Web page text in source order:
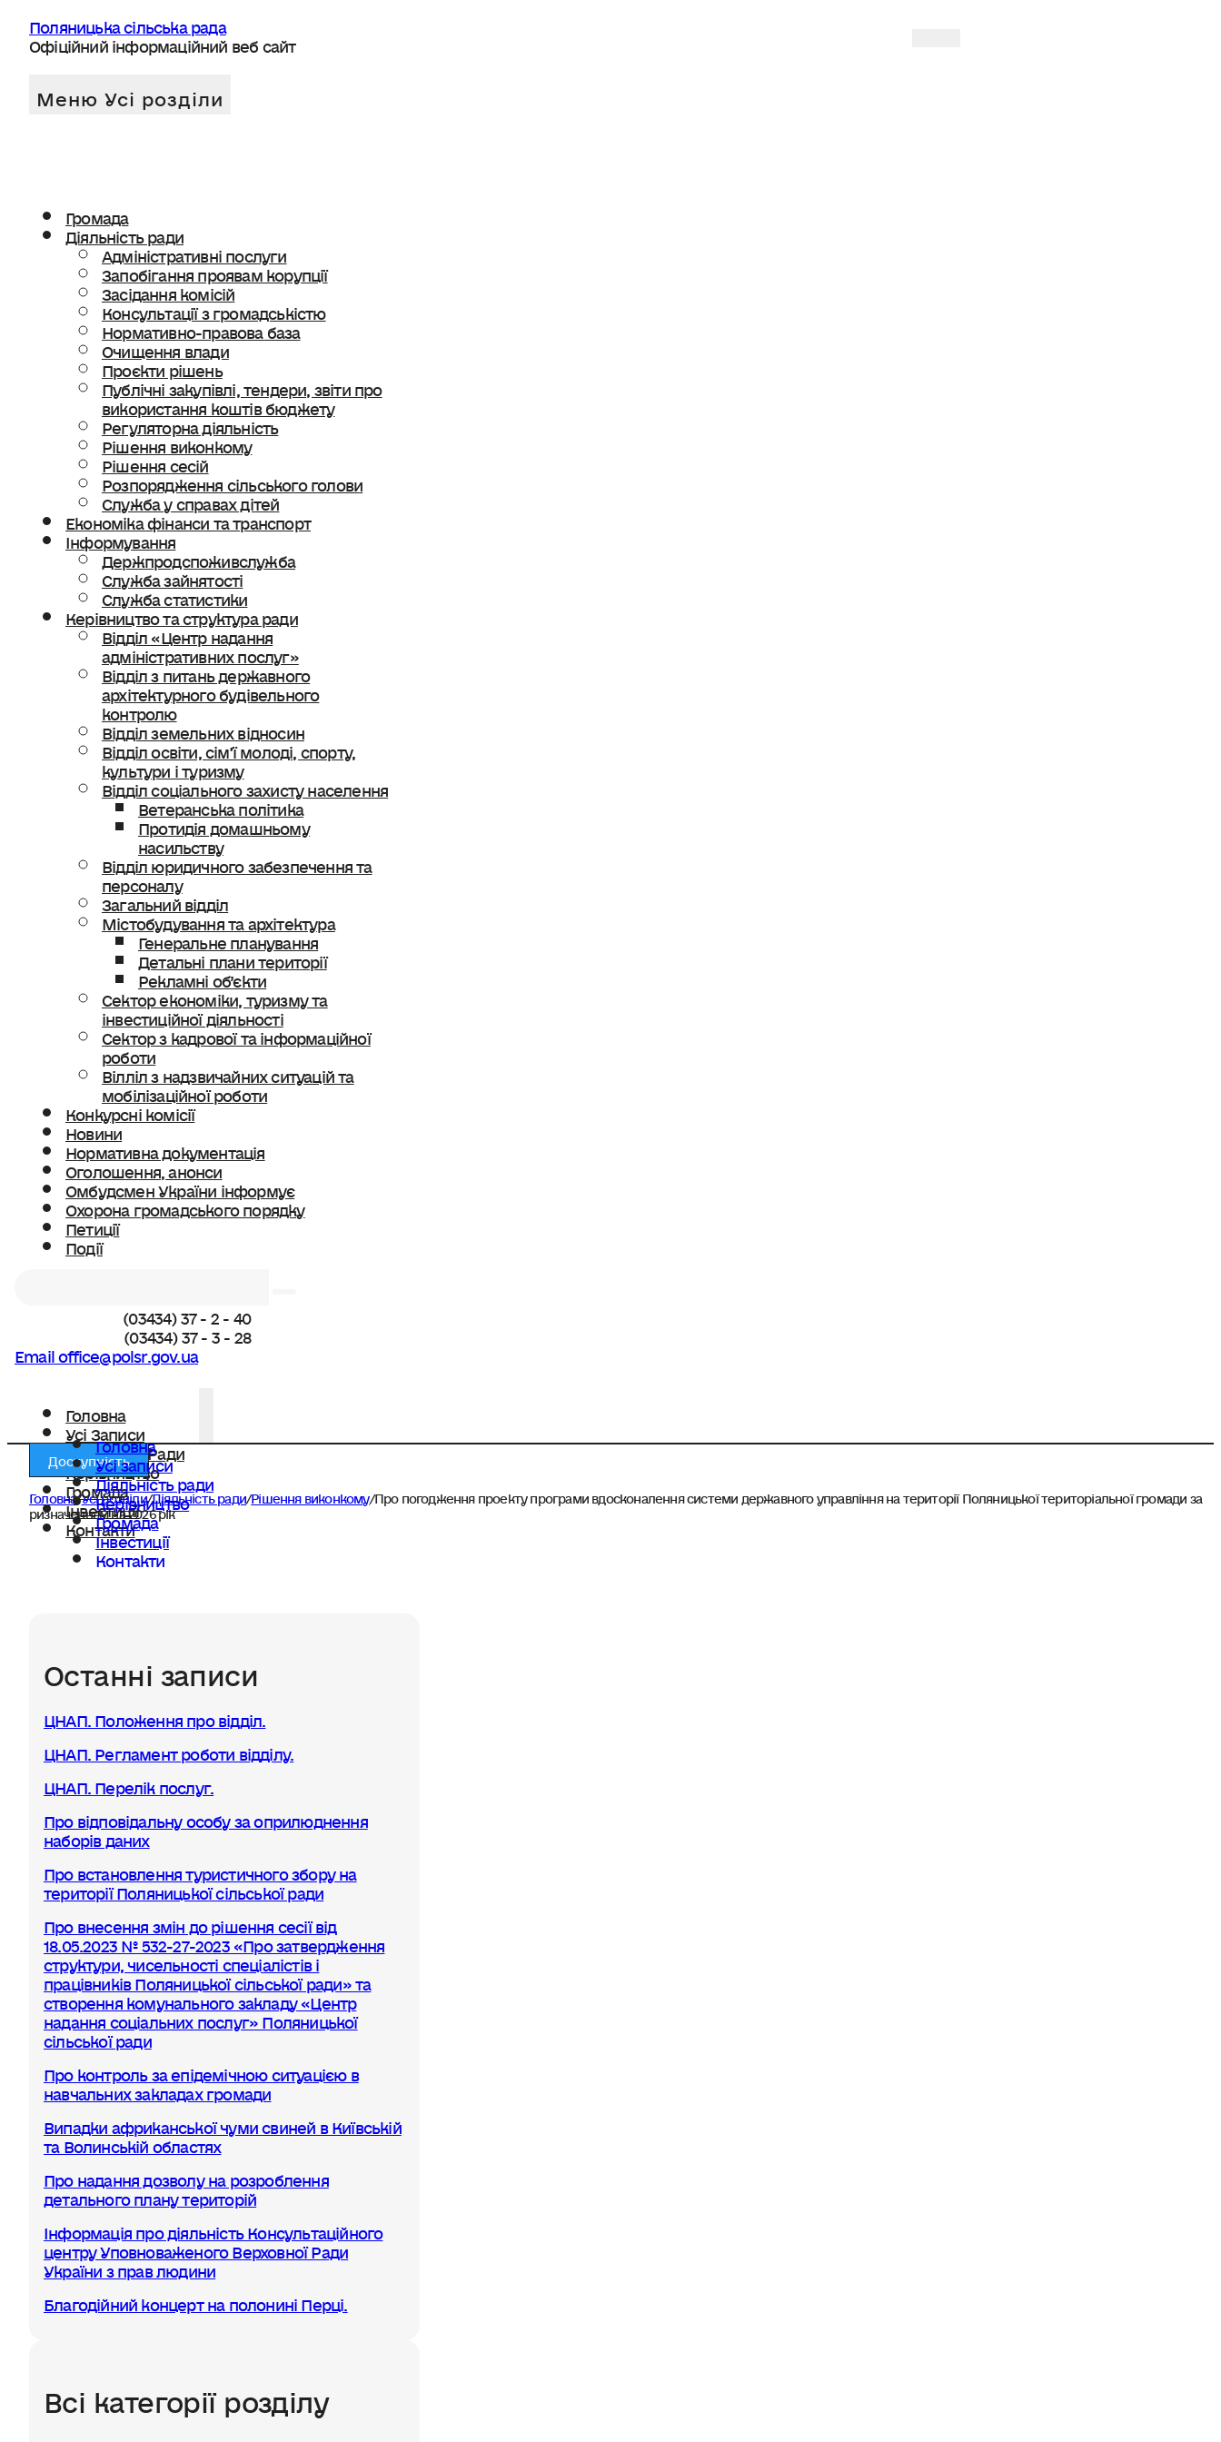
Поляницька сільська рада
Офіційний інформаційний веб сайт
Громада
Діяльність ради
Адміністративні послуги
Запобігання проявам корупції
Засідання комісій
Консультації з громадськістю
Нормативно-правова база
Очищення влади
Проєкти рішень
Публічні закупівлі, тендери, звіти про
використання коштів бюджету
Регуляторна діяльність
Рішення виконкому
Рішення сесій
Розпорядження сільського голови
Служба у справах дітей
Економіка фінанси та транспорт
Інформування
Держпродспоживслужба
Служба зайнятості
Служба статистики
Керівництво та структура ради
Відділ «Центр надання
адміністративних послуг»
Відділ з питань державного
архітектурного будівельного
контролю
Відділ земельних відносин
Відділ освіти, сімʼї молоді, спорту,
культури і туризму
Відділ соціального захисту населення
Ветеранська політика
Протидія домашньому
насильству
Відділ юридичного забезпечення та
персоналу
Загальний відділ
Містобудування та архітектура
Генеральне планування
Детальні плани території
Рекламні об’єкти
Сектор економіки, туризму та
інвестиційної діяльності
Сектор з кадрової та інформаційної
роботи
Вілліл з надзвичайних ситуацій та
мобілізаційної роботи
Конкурсні комісії
Новини
Нормативна документація
Оголошення, анонси
Омбудсмен України інформує
Охорона громадського порядку
Петиції
Події
(03434) 37 - 2 - 40
(03434) 37 - 3 - 28
Email office@polsr.gov.ua
Головна
Усі Записи
Діяльність Ради
Керівництво
Громада
Інвестиції
Контакти
Головна
Усі записи
Діяльність ради
Керівництво
Громада
Інвестиції
Контакти
Доступність
Головна/Усі розділи/Діяльність ради/Рішення виконкому/Про погодження проекту програми вдосконалення системи державного управління на території Поляницької територіальної громади за
ризначенням на 2026 рік
Останні записи
ЦНАП. Положення про відділ.
ЦНАП. Регламент роботи відділу.
ЦНАП. Перелік послуг.
Про відповідальну особу за оприлюднення
наборів даних
Про встановлення туристичного збору на
території Поляницької сільської ради
Про внесення змін до рішення сесії від
18.05.2023 № 532-27-2023 «Про затвердження
структури, чисельності спеціалістів і
працівників Поляницької сільської ради» та
створення комунального закладу «Центр
надання соціальних послуг» Поляницької
сільської ради
Про контроль за епідемічною ситуацією в
навчальних закладах громади
Випадки африканської чуми свиней в Київській
та Волинській областях
Про надання дозволу на розроблення
детального плану територій
Інформація про діяльність Консультаційного
центру Уповноваженого Верховної Ради
України з прав людини
Благодійний концерт на полонині Перці.
Всі категорії розділу